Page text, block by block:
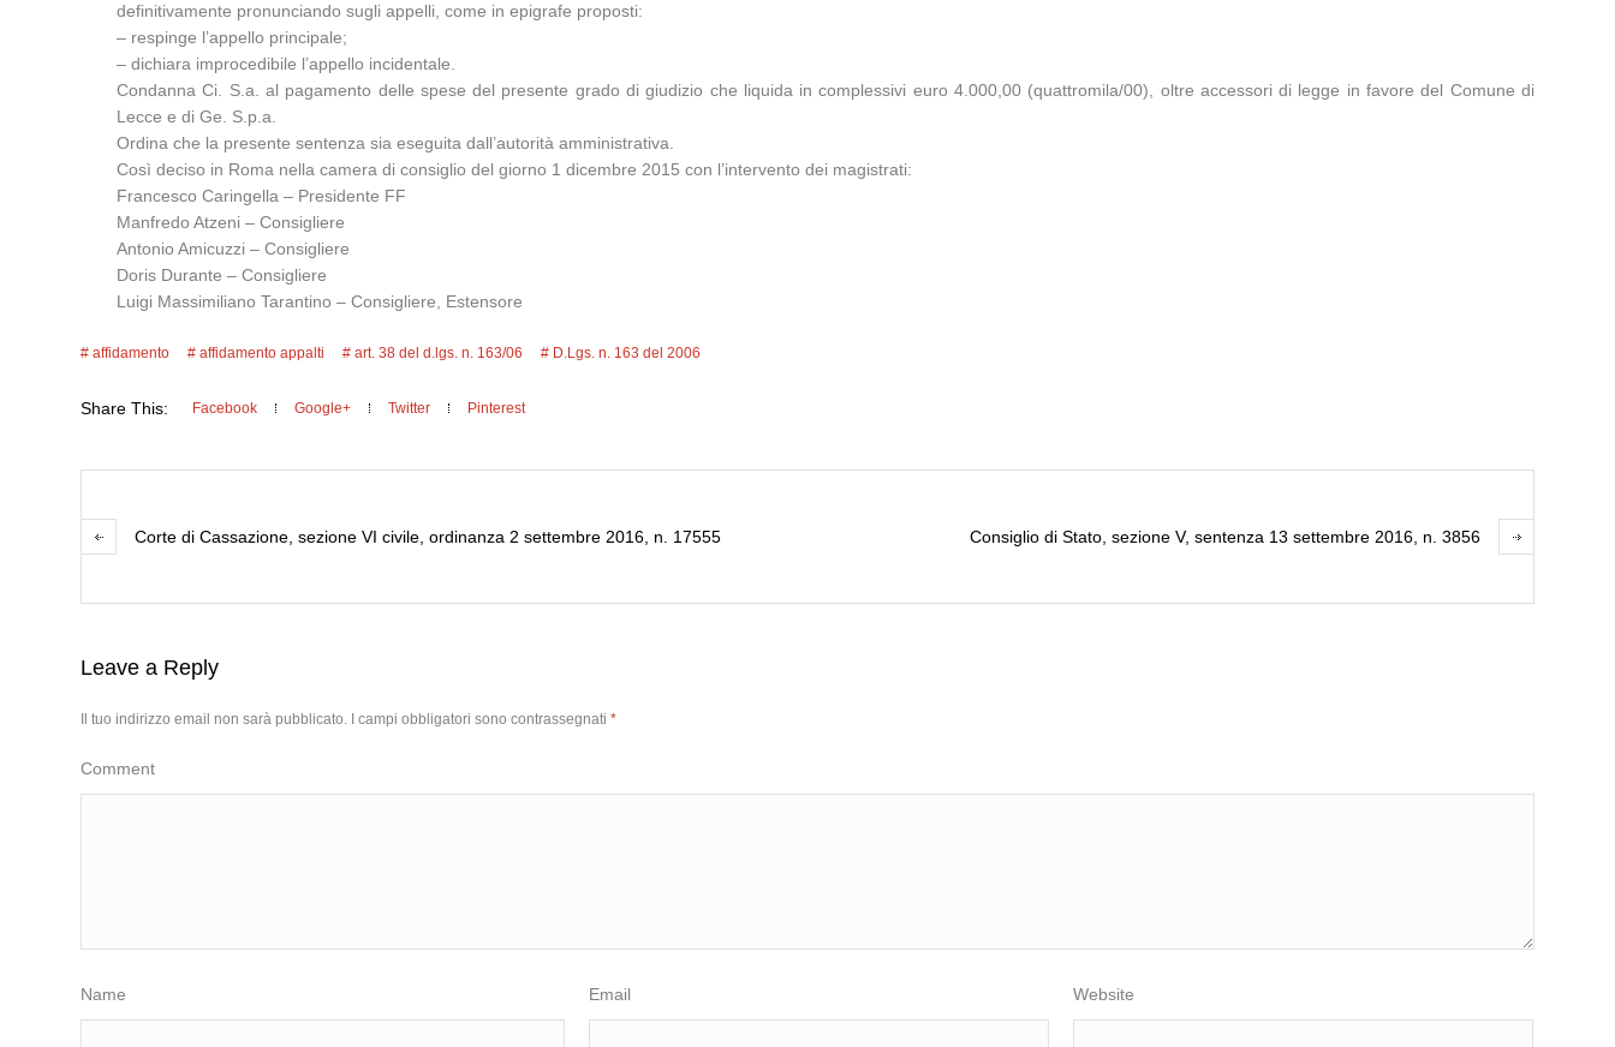
definitivamente pronunciando sugli appelli, come in epigrafe proposti:
– respinge l’appello principale;
– dichiara improcedibile l’appello incidentale.
Condanna Ci. S.a. al pagamento delle spese del presente grado di giudizio che liquida in complessivi euro 4.000,00 (quattromila/00), oltre accessori di legge in favore del Comune di
Lecce e di Ge. S.p.a.
Ordina che la presente sentenza sia eseguita dall’autorità amministrativa.
Così deciso in Roma nella camera di consiglio del giorno 1 dicembre 2015 con l’intervento dei magistrati:
Francesco Caringella – Presidente FF
Manfredo Atzeni – Consigliere
Antonio Amicuzzi – Consigliere
Doris Durante – Consigliere
Luigi Massimiliano Tarantino – Consigliere, Estensore
affidamento affidamento appalti art. 38 del d.lgs. n. 163/06 D.Lgs. n. 163 del 2006
Share This: Facebook Google+ Twitter Pinterest
Consiglio di Stato, sezione V, sentenza 13 settembre 2016, n. 3856
Corte di Cassazione, sezione VI civile, ordinanza 2 settembre 2016, n. 17555
Leave a Reply
Il tuo indirizzo email non sarà pubblicato. I campi obbligatori sono contrassegnati*
Comment
Name Email Website